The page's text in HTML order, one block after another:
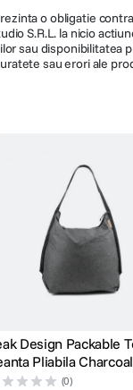
o obligatie
S.R.L. la nicio
disponibilitatea
sau erori ale
Design Packable
Pliabila Charcoal
(0)